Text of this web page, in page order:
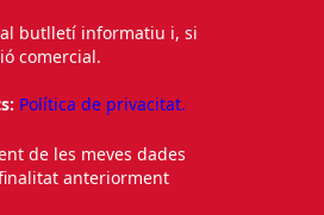
butlletí informatiu i, si
comercial.
Política de privacitat.
de les meves dades
anteriorment